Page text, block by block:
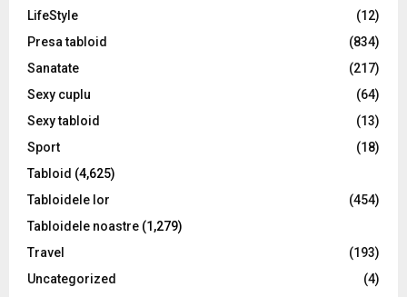
LifeStyle
(12)
Presa tabloid
(834)
Sanatate
(217)
Sexy cuplu
(64)
Sexy tabloid
(13)
Sport
(18)
Tabloid (4,625)
Tabloidele lor
(454)
Tabloidele noastre (1,279)
Travel
(193)
Uncategorized
(4)